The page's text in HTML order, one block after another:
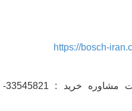
https://bosch-
☎️مرکز تماس بوش ایران جهت مشاوره خرید : 33545821-